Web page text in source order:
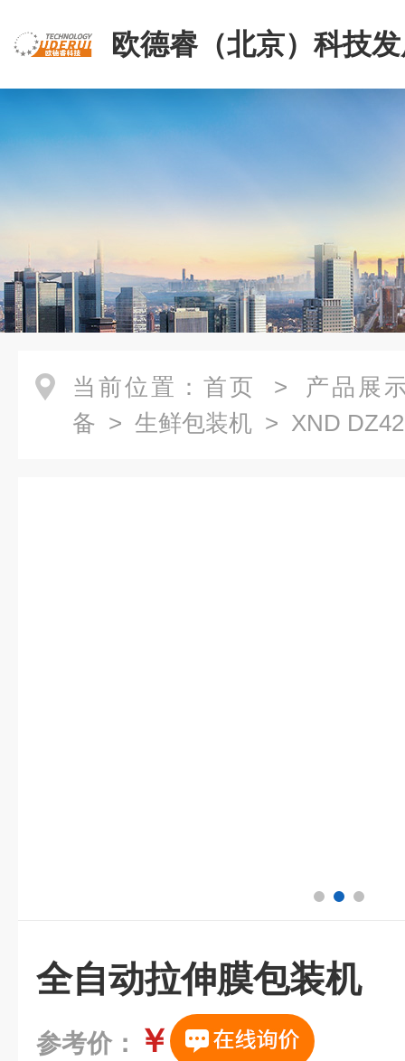
欧德睿（北京）科技
公司
当前位置： 首页 > 产品展
备 > 生鲜包装机 > XND
全自动拉伸膜包装机
参考价： ￥